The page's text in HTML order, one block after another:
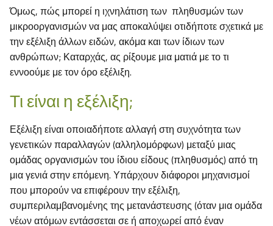
Όμως, πώς μπορεί η ιχνηλάτιση των πληθυσμών των
μικροοργανισμών να μας αποκαλύψει οτιδήποτε σχετικά με
την εξέλιξη άλλων ειδών, ακόμα και των ίδιων των
ανθρώπων; Καταρχάς, ας ρίξουμε μια ματιά με το τι
εννοούμε με τον όρο εξέλιξη.
Τι είναι η εξέλιξη;
Εξέλιξη είναι οποιαδήποτε αλλαγή στη συχνότητα των
γενετικών παραλλαγών (αλληλομόρφων) μεταξύ μιας
ομάδας οργανισμών του ίδιου είδους (πληθυσμός) από τη
μια γενιά στην επόμενη. Υπάρχουν διάφοροι μηχανισμοί
που μπορούν να επιφέρουν την εξέλιξη,
συμπεριλαμβανομένης της μετανάστευσης (όταν μια ομάδα
νέων ατόμων εντάσσεται σε ή αποχωρεί από έναν